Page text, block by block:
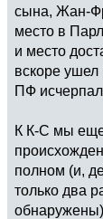
сына, Жан-
место в
и место
вскоре
ПФ
К К-С мы еще
полном (и,
только два